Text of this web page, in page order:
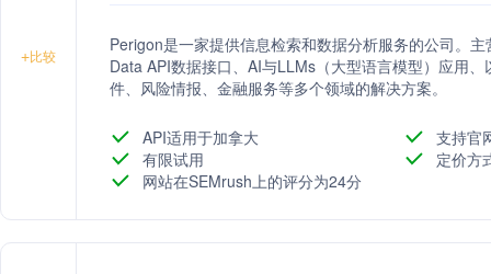
+比较
Perigon是一家提供信息检索和数据分析服务的公司。
Data API数据接口、AI与LLMs（大型语言模型）应用
件、风险情报、金融服务等多个领域的解决方案。
API适用于加拿大
支持官
有限试用
定价方
网站在SEMrush上的评分为24分